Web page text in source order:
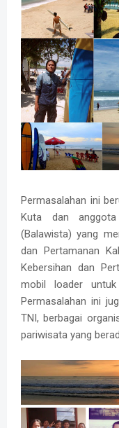
Permasalahan ini
Kuta dan
(Balawista) yang
dan Pertamanan
Kebersihan dan
mobil loader
Permasalahan ini
TNI, berbagai
pariwisata yang